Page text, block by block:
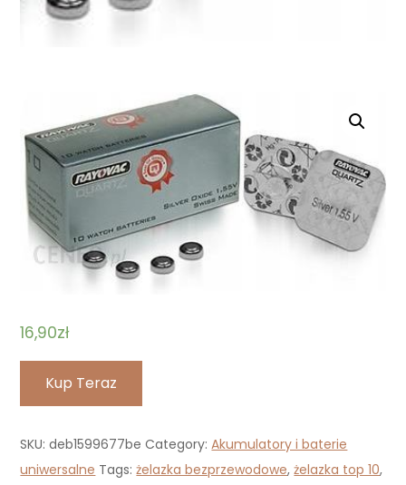
16,90zł
Kup Teraz
SKU:deb1599677be Category:Akumulatory i baterie
uniwersalne Tags:żelazka bezprzewodowe,żelazka top 10,